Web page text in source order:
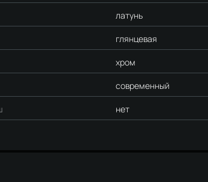
латунь
глянцевая
хром
современный
нет